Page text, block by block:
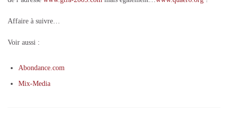
Affaire à suivre…
Voir aussi :
Abondance.com
Mix-Media